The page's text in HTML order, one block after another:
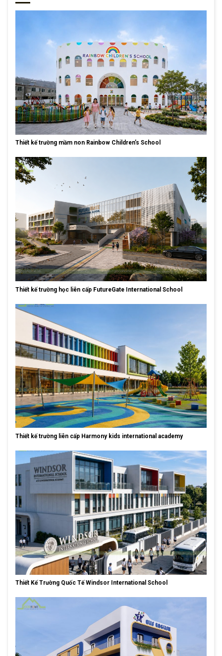
Thiết kế trường mầm non Rainbow Children’s School
Thiết kế trường học liên cấp FutureGate International School
Thiết kế trường liên cấp Harmony kids international academy
Thiết Kế Trường Quốc Tế Windsor International School